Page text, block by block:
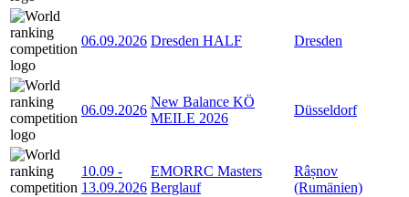
06.09.2026 Dresden HALF Dresden
06.09.2026
New Balance KÖ
MEILE 2026
Düsseldorf
10.09 -
13.09.2026
EMORRC Masters
Berglauf
Râșnov
(Rumänien)